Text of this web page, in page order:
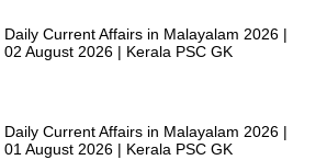
Daily Current Affairs in Malayalam 2026 |
02 August 2026 | Kerala PSC GK
Daily Current Affairs in Malayalam 2026 |
01 August 2026 | Kerala PSC GK